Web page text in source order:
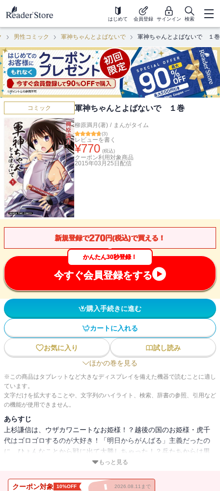
はじめて 会員登録 サインイン 検索
男性コミック 軍神ちゃんとよばないで 軍神ちゃんとよばないで １巻
コミック 軍神ちゃんとよばないで １巻
柳原満月(著) / まんがタイム
(3)
レビューを書く
¥770 (税込)
クーポン利用対象商品
2015年03月25日 配信
新規登録で270円(税込)で買える！
かんたん30秒登録！
今すぐ会員登録をする
購入手続きに進む
カートに入れる
お気に入り
試し読み
ほかの巻を見る
※この商品はタブレットなど大きなディスプレイを備えた機器で読むことに適し
ています。
文字だけを拡大することや、文字列のハイライト、検索、辞書の参照、引用など
の機能が使用できません。
あらすじ
上杉謙信は、ウザカワニートなお姫様！？越後の国のお姫様・虎千
代はゴロゴロするのが大好き！「明日からがんばる」主義だったの
に、ひょんなことから戦に出て大勝しちゃった！？兵たちからは男
だと思われてるし…この先どうなっちゃうの！？
もっと見る
クーポン対象 10%OFF 2026.08.11まで